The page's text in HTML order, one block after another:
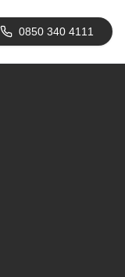
0850 340 4111